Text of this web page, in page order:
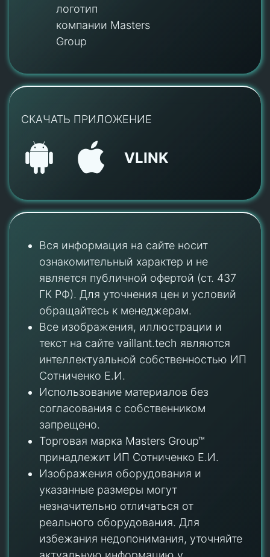
логотип
компании Masters
Group
СКАЧАТЬ ПРИЛОЖЕНИЕ
VLINK
Вся информация на сайте носит
ознакомительный характер и не
является публичной офертой (ст. 437
ГК РФ). Для уточнения цен и условий
обращайтесь к менеджерам.
Все изображения, иллюстрации и
текст на сайте vaillant.tech являются
интеллектуальной собственностью ИП
Сотниченко Е.И.
Использование материалов без
согласования с собственником
запрещено.
Торговая марка Masters Group™
принадлежит ИП Сотниченко Е.И.
Изображения оборудования и
указанные размеры могут
незначительно отличаться от
реального оборудования. Для
избежания недопонимания, уточняйте